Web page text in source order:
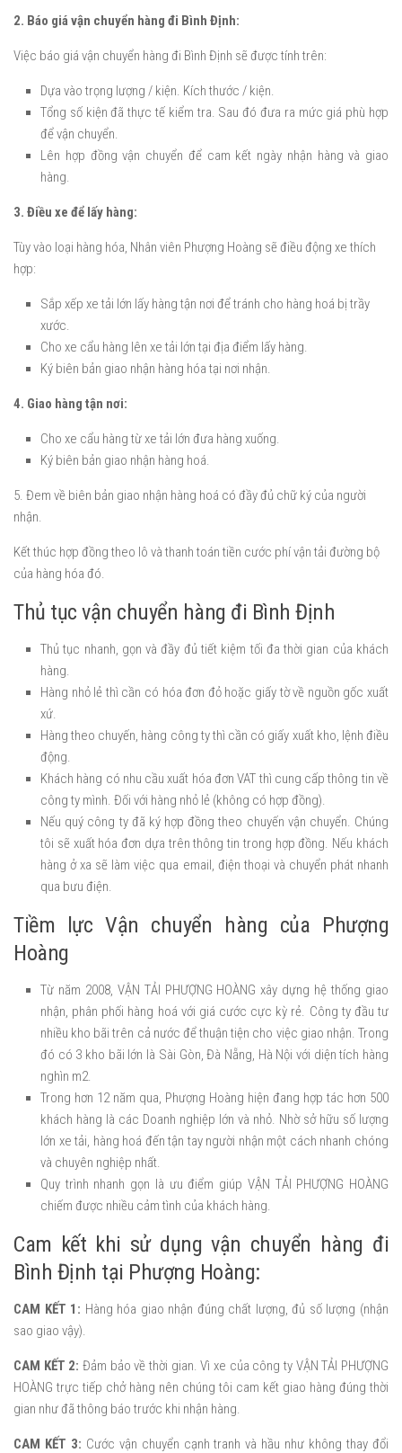
2. Báo giá vận chuyển hàng đi Bình Định:
Việc báo giá vận chuyển hàng đi Bình Định sẽ được tính trên:
Dựa vào trọng lượng / kiện. Kích thước / kiện.
Tổng số kiện đã thực tế kiểm tra. Sau đó đưa ra mức giá phù hợp
để vận chuyển.
Lên hợp đồng vận chuyển để cam kết ngày nhận hàng và giao
hàng.
3. Điều xe để lấy hàng:
Tùy vào loại hàng hóa, Nhân viên Phượng Hoàng sẽ điều động xe thích
hợp:
Sắp xếp xe tải lớn lấy hàng tận nơi để tránh cho hàng hoá bị trầy
xước.
Cho xe cẩu hàng lên xe tải lớn tại địa điểm lấy hàng.
Ký biên bản giao nhận hàng hóa tại nơi nhận.
4. Giao hàng tận nơi:
Cho xe cẩu hàng từ xe tải lớn đưa hàng xuống.
Ký biên bản giao nhận hàng hoá.
5. Đem về biên bản giao nhận hàng hoá có đầy đủ chữ ký của người
nhận.
Kết thúc hợp đồng theo lô và thanh toán tiền cước phí vận tải đường bộ
của hàng hóa đó.
Thủ tục vận chuyển hàng đi Bình Định
Thủ tục nhanh, gọn và đầy đủ tiết kiệm tối đa thời gian của khách
hàng.
Hàng nhỏ lẻ thì cần có hóa đơn đỏ hoặc giấy tờ về nguồn gốc xuất
xứ.
Hàng theo chuyến, hàng công ty thì cần có giấy xuất kho, lệnh điều
động.
Khách hàng có nhu cầu xuất hóa đơn VAT thì cung cấp thông tin về
công ty mình. Đối với hàng nhỏ lẻ (không có hợp đồng).
Nếu quý công ty đã ký hợp đồng theo chuyến vận chuyển. Chúng
tôi sẽ xuất hóa đơn dựa trên thông tin trong hợp đồng. Nếu khách
hàng ở xa sẽ làm việc qua email, điện thoại và chuyển phát nhanh
qua bưu điện.
Tiềm lực Vận chuyển hàng của Phượng
Hoàng
Từ năm 2008, VẬN TẢI PHƯỢNG HOÀNG xây dựng hệ thống giao
nhận, phân phối hàng hoá với giá cước cực kỳ rẻ. Công ty đầu tư
nhiều kho bãi trên cả nước để thuận tiện cho việc giao nhận. Trong
đó có 3 kho bãi lớn là Sài Gòn, Đà Nẵng, Hà Nội với diện tích hàng
nghìn m2.
Trong hơn 12 năm qua, Phượng Hoàng hiện đang hợp tác hơn 500
khách hàng là các Doanh nghiệp lớn và nhỏ. Nhờ sở hữu số lượng
lớn xe tải, hàng hoá đến tận tay người nhận một cách nhanh chóng
và chuyên nghiệp nhất.
Quy trình nhanh gọn là ưu điểm giúp VẬN TẢI PHƯỢNG HOÀNG
chiếm được nhiều cảm tình của khách hàng.
Cam kết khi sử dụng vận chuyển hàng đi
Bình Định tại Phượng Hoàng:
CAM KẾT 1: Hàng hóa giao nhận đúng chất lượng, đủ số lượng (nhận
sao giao vậy).
CAM KẾT 2: Đảm bảo về thời gian. Vì xe của công ty VẬN TẢI PHƯỢNG
HOÀNG trực tiếp chở hàng nên chúng tôi cam kết giao hàng đúng thời
gian như đã thông báo trước khi nhận hàng.
CAM KẾT 3: Cước vận chuyển cạnh tranh và hầu như không thay đổi